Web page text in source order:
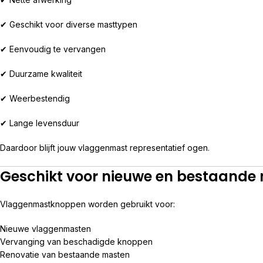
✔ Geschikt voor diverse masttypen
✔ Eenvoudig te vervangen
✔ Duurzame kwaliteit
✔ Weerbestendig
✔ Lange levensduur
Daardoor blijft jouw vlaggenmast representatief ogen.
Geschikt voor nieuwe en bestaande
Vlaggenmastknoppen worden gebruikt voor:
Nieuwe vlaggenmasten
Vervanging van beschadigde knoppen
Renovatie van bestaande masten